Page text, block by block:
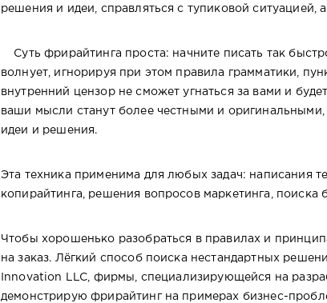
решения и идеи, справляться с тупиковой ситуацией,
Суть фрирайтинга проста: начните писать так
волнует, игнорируя при этом правила грамматики,
внутренний цензор не сможет угнаться за вами и
ваши мысли станут более честными и
идеи и решения.
Эта техника применима для любых задач: написания
копирайтинга, решения вопросов маркетинга, поиска
Чтобы хорошенько разобраться в правилах и
на заказ. Лёгкий способ поиска нестандартных
Innovation LLC, фирмы, специализирующейся на
демонстрирую фрирайтинг на примерах бизнес-